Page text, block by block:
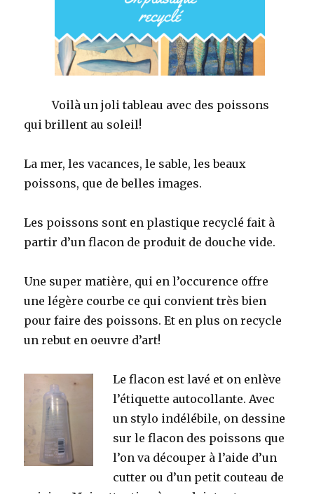
Voilà un joli tableau avec des poissons
qui brillent au soleil!
La mer, les vacances, le sable, les beaux
poissons, que de belles images.
Les poissons sont en plastique recyclé fait à
partir d’un flacon de produit de douche vide.
Une super matière, qui en l’occurence offre
une légère courbe ce qui convient très bien
pour faire des poissons. Et en plus on recycle
un rebut en oeuvre d’art!
Le flacon est lavé et on enlève
l’étiquette autocollante. Avec
un stylo indélébile, on dessine
sur le flacon des poissons que
l’on va découper à l’aide d’un
cutter ou d’un petit couteau de